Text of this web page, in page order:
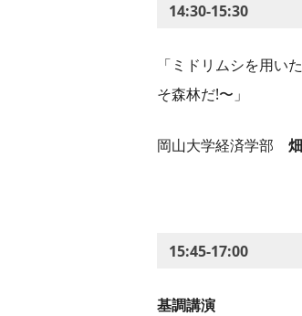
14:30-15:30
「ミドリムシを用い
そ森林だ!〜」
岡山大学経済学部
15:45-17:00
基調講演